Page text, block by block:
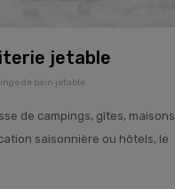
jetable
de bain jetable
de campings, gîtes, maisons
saisonnière ou hôtels, le